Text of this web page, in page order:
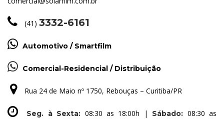
(41) 3332-6161
Automotivo / Smartfilm
Comercial-Residencial / Distribuição
Rua 24 de Maio nº 1750, Rebouças – Curitiba/PR
Seg. à Sexta: 08:30 as 18:00h | Sábado: 08:30 as